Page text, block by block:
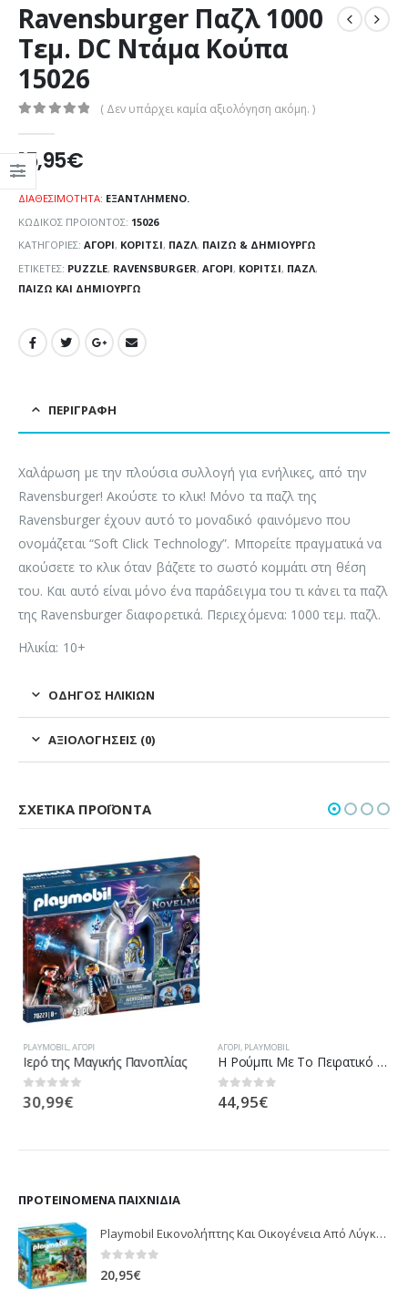
Ravensburger Παζλ 1000
Τεμ. DC Ντάμα Κούπα
15026
( Δεν υπάρχει καμία αξιολόγηση ακόμη. )
15,95€
ΔΙΑΘΕΣΙΜΌΤΗΤΑ: ΕΞΑΝΤΛΗΜΈΝΟ.
ΚΩΔΙΚΌΣ ΠΡΟΪΌΝΤΟΣ: 15026
ΚΑΤΗΓΟΡΊΕΣ: ΑΓΌΡΙ, ΚΟΡΊΤΣΙ, ΠΑΖΛ, ΠΑΊΖΩ & ΔΗΜΙΟΥΡΓΏ
ΕΤΙΚΈΤΕΣ: PUZZLE, RAVENSBURGER, ΑΓΌΡΙ, ΚΟΡΊΤΣΙ, ΠΑΖΛ,
ΠΑΊΖΩ ΚΑΙ ΔΗΜΙΟΥΡΓΏ
ΠΕΡΙΓΡΑΦΉ
Χαλάρωση με την πλούσια συλλογή για ενήλικες, από την
Ravensburger! Ακούστε το κλικ! Μόνο τα παζλ της
Ravensburger έχουν αυτό το μοναδικό φαινόμενο που
ονομάζεται “Soft Click Technology”. Μπορείτε πραγματικά να
ακούσετε το κλικ όταν βάζετε το σωστό κομμάτι στη θέση
του. Και αυτό είναι μόνο ένα παράδειγμα του τι κάνει τα παζλ
της Ravensburger διαφορετικά. Περιεχόμενα: 1000 τεμ. παζλ.
Ηλικία: 10+
ΟΔΗΓΌΣ ΗΛΙΚΙΏΝ
ΑΞΙΟΛΟΓΉΣΕΙΣ (0)
ΣΧΕΤΙΚΆ ΠΡΟΪΌΝΤΑ
PLAYMOBIL,ΑΓΌΡΙ
Ιερό της Μαγικής Πανοπλίας
0out of 5
30,99€
ΑΓΌΡΙ,PLAYMOBIL
H Ρούμπι Με Το Πειρατικό Chameleon
out of 5
44,95€
ΠΡΟΤΕΙΝΌΜΕΝΑ ΠΑΙΧΝΊΔΙΑ
Playmobil Εικονολήπτης Και Οικογένεια Από Λύγκες 5561
0 out of 5
20,95€